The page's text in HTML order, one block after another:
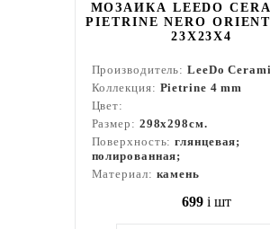
МОЗАИКА LEEDO
PIETRINE NERO
23X23X4
Производитель:LeeDo
Коллекция: Pietrine 4 mm
Цвет:
Размер: 298x298см.
Поверхность:глянцевая;
полированная;
Материал: камень
699 i шт